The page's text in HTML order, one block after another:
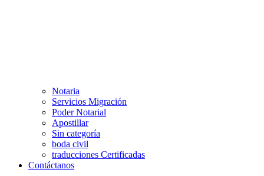
Notaria
Servicios Migración
Poder Notarial
Apostillar
Sin categoría
boda civil
traducciones Certificadas
Contáctanos